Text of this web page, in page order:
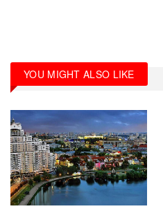
YOU MIGHT ALSO LIKE